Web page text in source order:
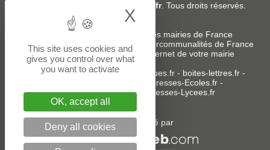
Adresses-Mairies.fr. Tous droits réservés.
Services :
Liste des adresses e-mails des mairies de France
Liste des adresses e-mails des intercommunalités de France
-Création ou refonte du site internet de votre mairie
Sites partenaires:donneespubliques.fr- boites-lettres.fr-
Adresses-Ecoles.fr -
Adresses-Colleges.fr- Adresses-Lycees.fr
Un service édité par
This site uses cookies and
gives you control over what
you want to activate
OK, accept all
Deny all cookies
X